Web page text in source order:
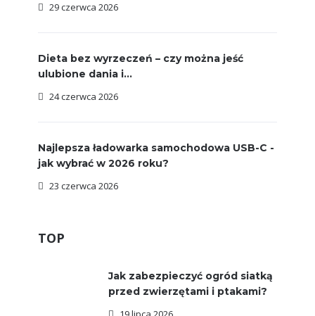
29 czerwca 2026
Dieta bez wyrzeczeń – czy można jeść
ulubione dania i...
24 czerwca 2026
Najlepsza ładowarka samochodowa USB-C -
jak wybrać w 2026 roku?
23 czerwca 2026
TOP
Jak zabezpieczyć ogród siatką
przed zwierzętami i ptakami?